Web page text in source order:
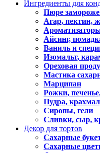
Ингредиенты для
Пюре
Агар, пектин,
Айсинг,
Ваниль и
Изомальт,
Ореховая
Мастика
Марципан
Рожки,
Пудра,
Сиропы, гели
Сливки, сыр,
Декор для тортов
Сахарные
Сахарные